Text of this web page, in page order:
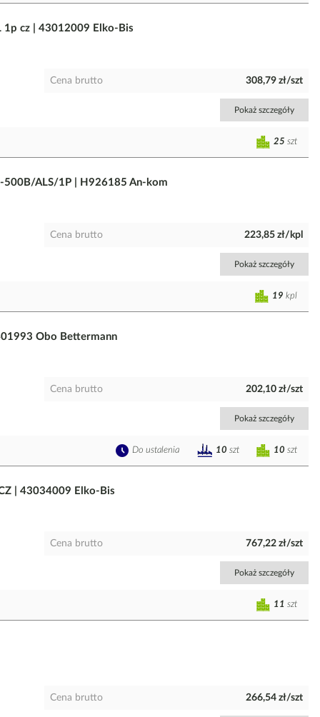
cz | 43012009 Elko-Bis
Cena brutto 308,79 zł/szt
Pokaż szczegóły
25 szt
ALS/1P | H926185 An-kom
Cena brutto 223,85 zł/kpl
Pokaż szczegóły
19 kpl
Obo Bettermann
Cena brutto 202,10 zł/szt
Pokaż szczegóły
10 szt
Do ustalenia 10 szt
| 43034009 Elko-Bis
Cena brutto 767,22 zł/szt
Pokaż szczegóły
11 szt
Cena brutto 266,54 zł/szt